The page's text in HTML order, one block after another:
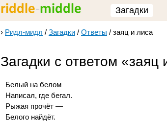
Загадки
› Ридл-мидл / Загадки / Ответы / заяц и лиса
Загадки с ответом «заяц
Белый на белом
Написал, где бегал.
Рыжая прочёт —
Белого найдёт.